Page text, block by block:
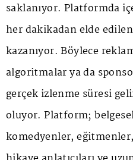
saklanıyor. Platformda
her dakikadan elde
kazanıyor. Böylece
algoritmalar ya da
gerçek izlenme süresi
oluyor. Platform; belgesel
komedyenler,